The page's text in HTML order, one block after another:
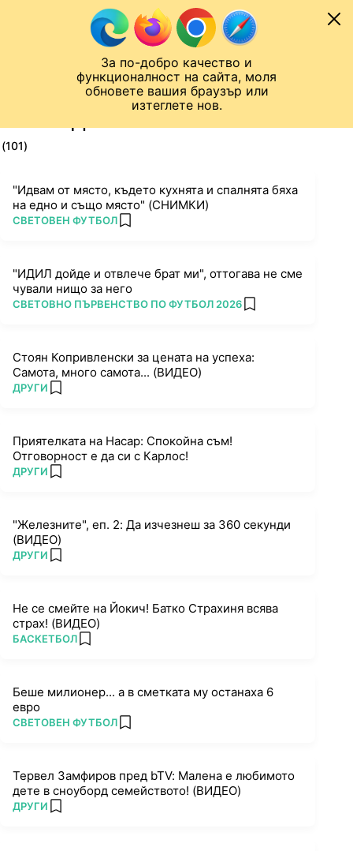
За по-добро качество и
функционалност на сайта, моля
обновете вашия браузър или
изтеглете нов.
Към съдържанието
Лига на Конференциите
(101)
"Идвам от място, където кухнята и спалнята бяха
на едно и също място" (СНИМКИ)
ПОВЕЧЕ ОТ
СВЕТОВЕН ФУТБОЛ add favorites
"ИДИЛ дойде и отвлече брат ми", оттогава не сме
чували нищо за него
ПОВЕЧЕ ОТ
СВЕТОВНО ПЪРВЕНСТВО ПО ФУТБОЛ 2026 add favorites
Стоян Копривленски за цената на успеха:
Самота, много самота... (ВИДЕО)
ПОВЕЧЕ ОТ
ДРУГИ add favorites
Приятелката на Насар: Спокойна съм!
Отговорност е да си с Карлос!
ПОВЕЧЕ ОТ
ДРУГИ add favorites
"Железните", еп. 2: Да изчезнеш за 360 секунди
(ВИДЕО)
ПОВЕЧЕ ОТ
ДРУГИ add favorites
Не се смейте на Йокич! Батко Страхиня всява
страх! (ВИДЕО)
ПОВЕЧЕ ОТ
БАСКЕТБОЛ add favorites
Беше милионер... а в сметката му останаха 6
евро
ПОВЕЧЕ ОТ
СВЕТОВЕН ФУТБОЛ add favorites
Тервел Замфиров пред bTV: Малена е любимото
дете в сноуборд семейството! (ВИДЕО)
ПОВЕЧЕ ОТ
ДРУГИ add favorites